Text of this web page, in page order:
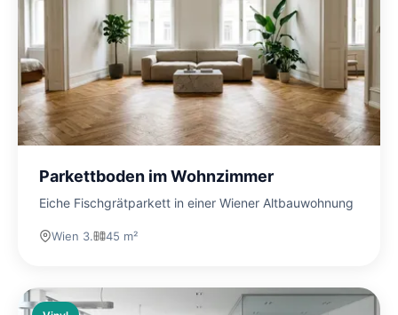
Parkettboden im Wohnzimmer
Eiche Fischgrätparkett in einer Wiener Altbauwohnung
Wien 3. 45 m²